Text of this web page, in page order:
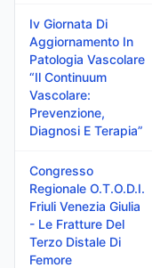
Iv Giornata Di
Aggiornamento In
Patologia Vascolare
“Il Continuum
Vascolare:
Prevenzione,
Diagnosi E Terapia”
Congresso
Regionale O.T.O.D.I.
Friuli Venezia Giulia
- Le Fratture Del
Terzo Distale Di
Femore